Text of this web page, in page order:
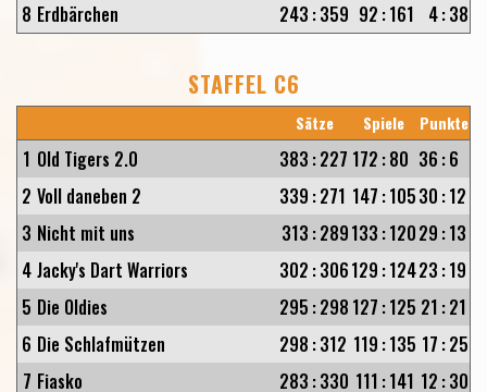
8 Erdbärchen 243 :359 92 :161 4:38
STAFFEL C6
Sätze Spiele Punkte
1 Old Tigers 2.0 383 :227 172 :80 36 :6
2 Voll daneben 2 339 :271 147 :10530 :12
3 Nicht mit uns 313 :289133 :12029 :13
4 Jacky's Dart Warriors 302 :306129 :12423 :19
5 Die Oldies 295 :298 127 :125 21 :21
6 Die Schlafmützen 298 :312 119 :135 17 :25
7 Fiasko 283 :330 111 :141 12 :30